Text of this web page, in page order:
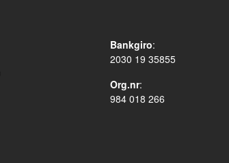
Bankgiro:
2030 19 35855
Org.nr:
984 018 266